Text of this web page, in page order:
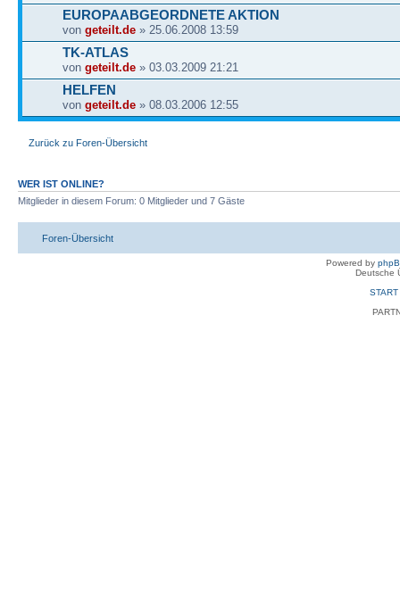
EUROPAABGEORDNETE AKTION
von geteilt.de » 25.06.2008 13:59
TK-ATLAS
von geteilt.de » 03.03.2009 21:21
HELFEN
von geteilt.de » 08.03.2006 12:55
Zurück zu Foren-Übersicht
WER IST ONLINE?
Mitglieder in diesem Forum: 0 Mitglieder und 7 Gäste
Foren-Übersicht
Powered by
Deutsche
START